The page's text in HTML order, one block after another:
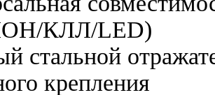
КЛЛ/LED)
стальной
крепления